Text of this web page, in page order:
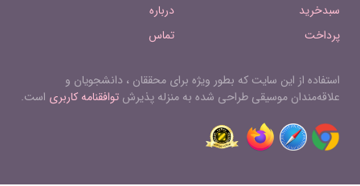
سبدخرید
پرداخت
درباره
تماس
استفاده از این سایت که بطور ویژه برای محققان ، دانشجویان و
علاقه‌مندان موسیقی طراحی شده به منزله پذیرشتوافقنامه کاربریاست.